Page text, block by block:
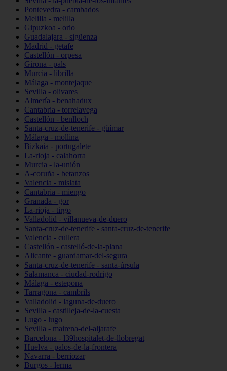
Pontevedra - cambados
Melilla - melilla
Gipuzkoa - orio
Guadalajara - sigüenza
Madrid - getafe
Castellón - orpesa
Girona - pals
Murcia - librilla
Málaga - montejaque
Sevilla - olivares
Almería - benahadux
Cantabria - torrelavega
Castellón - benlloch
Santa-cruz-de-tenerife - güímar
Málaga - mollina
Bizkaia - portugalete
La-rioja - calahorra
Murcia - la-unión
A-coruña - betanzos
Valencia - mislata
Cantabria - miengo
Granada - gor
La-rioja - tirgo
Valladolid - villanueva-de-duero
Santa-cruz-de-tenerife - santa-cruz-de-tenerife
Valencia - cullera
Castellón - castelló-de-la-plana
Alicante - guardamar-del-segura
Santa-cruz-de-tenerife - santa-úrsula
Salamanca - ciudad-rodrigo
Málaga - estepona
Tarragona - cambrils
Valladolid - laguna-de-duero
Sevilla - castilleja-de-la-cuesta
Lugo - lugo
Sevilla - mairena-del-aljarafe
Barcelona - l39hospitalet-de-llobregat
Huelva - palos-de-la-frontera
Navarra - berriozar
Burgos - lerma